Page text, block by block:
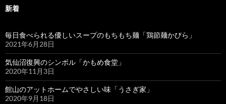
新着
毎日食べられる優しいスープのもちもち麺「鶏節麺かびら」
2021年6月28日
気仙沼復興のシンボル「かもめ食堂」
2020年11月3日
館山のアットホームでやさしい味「うさぎ家」
2020年9月18日